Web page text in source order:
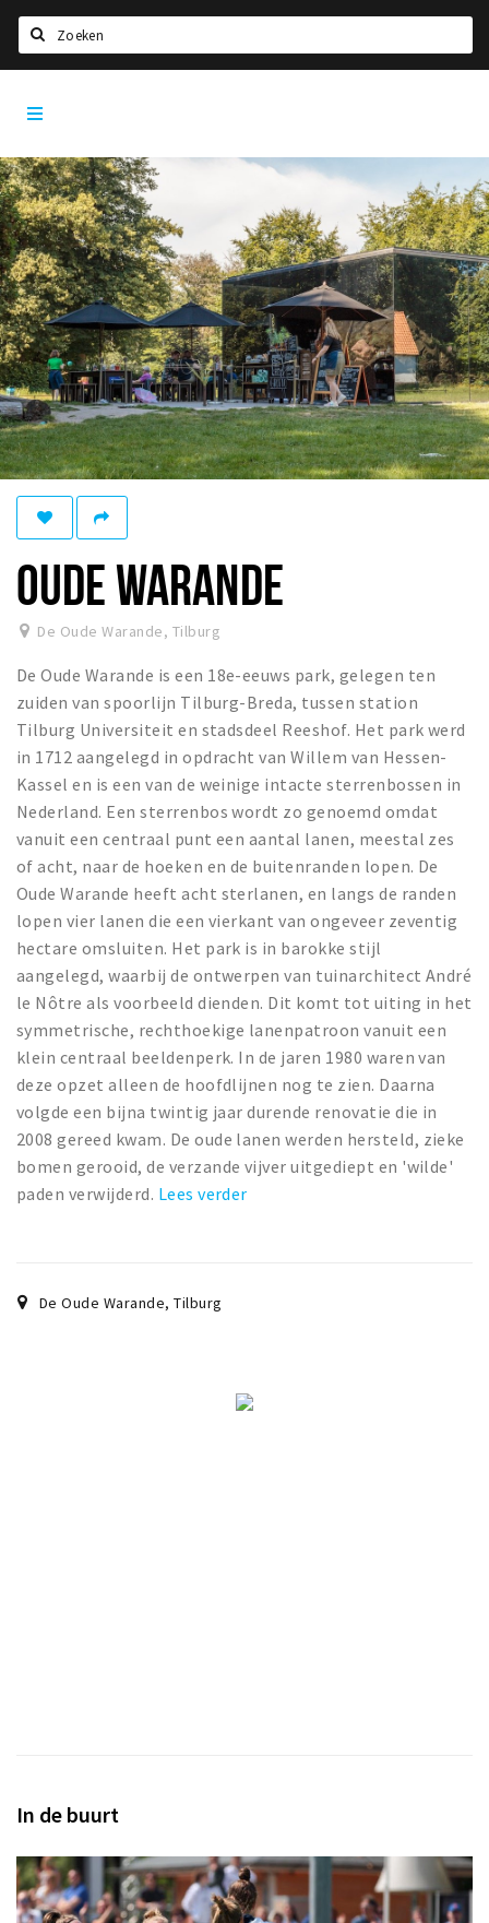
Home
Agenda
Deals
Nieuws, interviews & blogs
Eten
Drinken
Slapen
Recreatief
Winkels
Winkelgebieden
Parkeren
Bezienswaardigheden
Musea, theaters & podia
Uitjes & activiteiten
Natuurgebieden
Andere City Apps
Inloggen
OUDE WARANDE
De Oude Warande, Tilburg
De Oude Warande is een 18e-eeuws park, gelegen ten
zuiden van spoorlijn Tilburg-Breda, tussen station
Tilburg Universiteit en stadsdeel Reeshof. Het park werd
in 1712 aangelegd in opdracht van Willem van Hessen-
Kassel en is een van de weinige intacte sterrenbossen in
Nederland. Een sterrenbos wordt zo genoemd omdat
vanuit een centraal punt een aantal lanen, meestal zes
of acht, naar de hoeken en de buitenranden lopen. De
Oude Warande heeft acht sterlanen, en langs de randen
lopen vier lanen die een vierkant van ongeveer zeventig
hectare omsluiten. Het park is in barokke stijl
aangelegd, waarbij de ontwerpen van tuinarchitect André
le Nôtre als voorbeeld dienden. Dit komt tot uiting in het
symmetrische, rechthoekige lanenpatroon vanuit een
klein centraal beeldenperk. In de jaren 1980 waren van
deze opzet alleen de hoofdlijnen nog te zien. Daarna
volgde een bijna twintig jaar durende renovatie die in
2008 gereed kwam. De oude lanen werden hersteld, zieke
bomen gerooid, de verzande vijver uitgediept en 'wilde'
paden verwijderd. Lees verder
De Oude Warande,Tilburg
In de buurt